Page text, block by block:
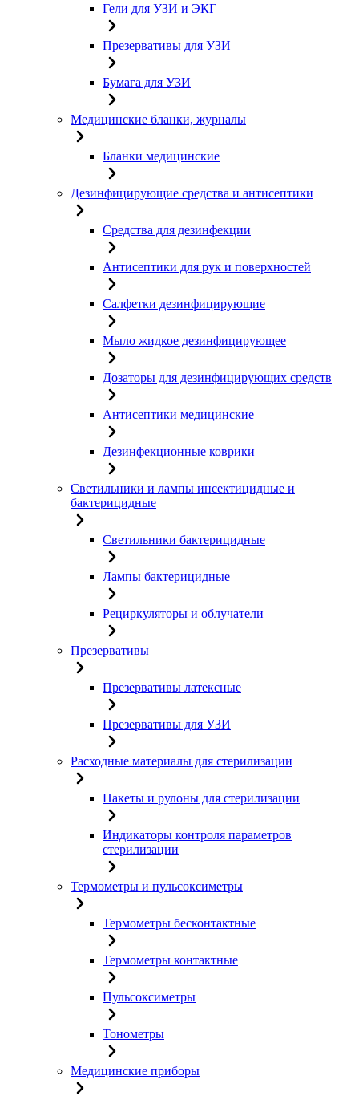
Гели для УЗИ и ЭКГ
Презервативы для УЗИ
Бумага для УЗИ
Медицинские бланки, журналы
Бланки медицинские
Дезинфицирующие средства и антисептики
Средства для дезинфекции
Антисептики для рук и поверхностей
Салфетки дезинфицирующие
Мыло жидкое дезинфицирующее
Дозаторы для дезинфицирующих средств
Антисептики медицинские
Дезинфекционные коврики
Светильники и лампы инсектицидные и
бактерицидные
Светильники бактерицидные
Лампы бактерицидные
Рециркуляторы и облучатели
Презервативы
Презервативы латексные
Презервативы для УЗИ
Расходные материалы для стерилизации
Пакеты и рулоны для стерилизации
Индикаторы контроля параметров
стерилизации
Термометры и пульсоксиметры
Термометры бесконтактные
Термометры контактные
Пульсоксиметры
Тонометры
Медицинские приборы